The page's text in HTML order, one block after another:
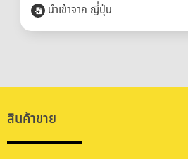
นำเข้าจาก ญี่ปุ่น
สินค้าขาย